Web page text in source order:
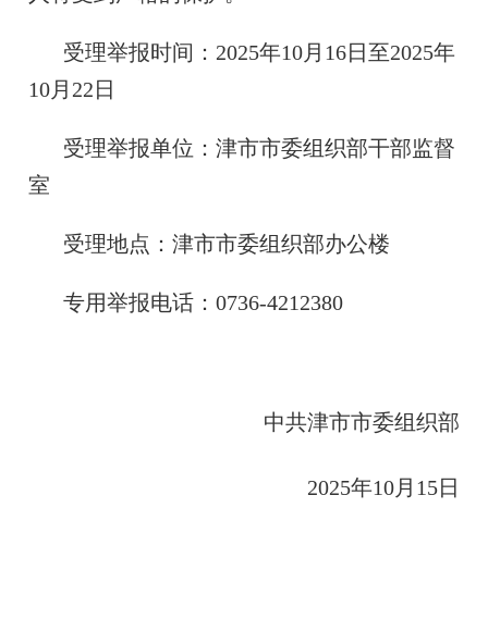
受理举报时间：2025年10月16日至2025年
10月22日
受理举报单位：津市市委组织部干部监督
室
受理地点：津市市委组织部办公楼
专用举报电话：0736-4212380
中共津市市委组织部
2025年10月15日